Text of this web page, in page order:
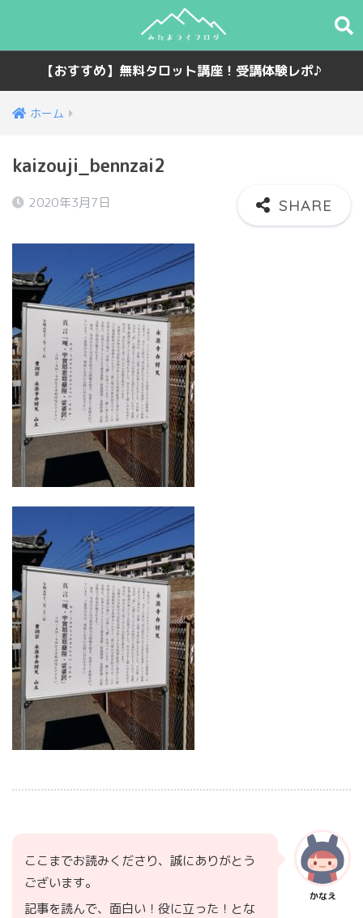
【おすすめ】無料タロット講座！受講体験レポ♪
ホーム
kaizouji_bennzai2
2020年3月7日
かなえ
ここまでお読みくださり、誠にありがとう
ございます。
記事を読んで、面白い！役に立った！とな